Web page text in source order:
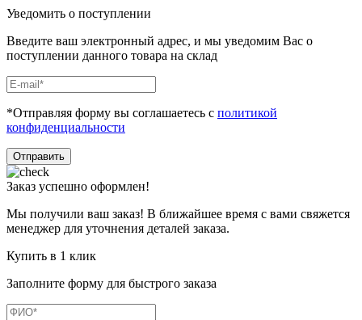
Уведомить о поступлении
Введите ваш электронный адрес, и мы уведомим Вас о
поступлении данного товара на склад
*Отправляя форму вы соглашаетесь с политикой
конфиденциальности
Отправить
Заказ успешно оформлен!
Мы получили ваш заказ! В ближайшее время с вами свяжется
менеджер для уточнения деталей заказа.
Купить в 1 клик
Заполните форму для быстрого заказа